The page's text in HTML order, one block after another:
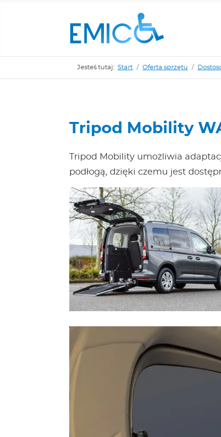
Jesteś tutaj: Start Oferta sprzętu
Tripod Mobility
Tripod Mobility umożliwia
podłogą, dzięki czemu jest